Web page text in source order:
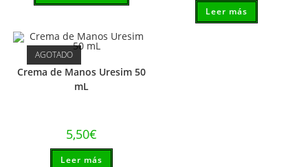
Leer más
AGOTADO
Crema de Manos Uresim 50
mL
5,50€
Leer más